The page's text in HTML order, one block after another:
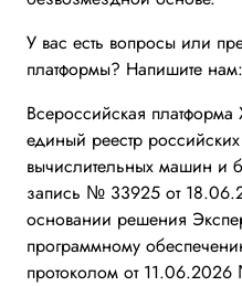
У вас есть вопросы или
платформы? Напишите нам:
Всероссийская
единый реестр
вычислительных машин и
запись № 33925 от
основании решения
программному
протоколом от